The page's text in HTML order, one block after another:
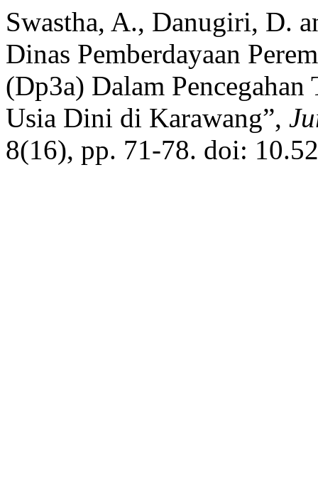
Swastha, A., Danugiri, D.
Dinas Pemberdayaan
(Dp3a) Dalam
Usia Dini di Karawang”,
8(16), pp. 71-78. doi: